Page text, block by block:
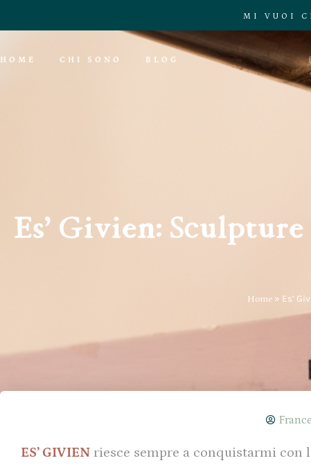
MI VUOI
HOME CHI SONO BLOG
Es’ Givien:
Home » Es’
ES’ GIVIEN riesce sempre a conquistarmi